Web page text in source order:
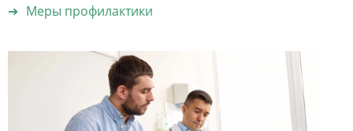
Меры профилактики